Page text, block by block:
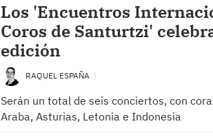
Los 'Encuentros
Coros de Santurtzi'
edición
RAQUEL ESPAÑA
Serán un total de seis conciertos, con
Araba, Asturias, Letonia e Indonesia